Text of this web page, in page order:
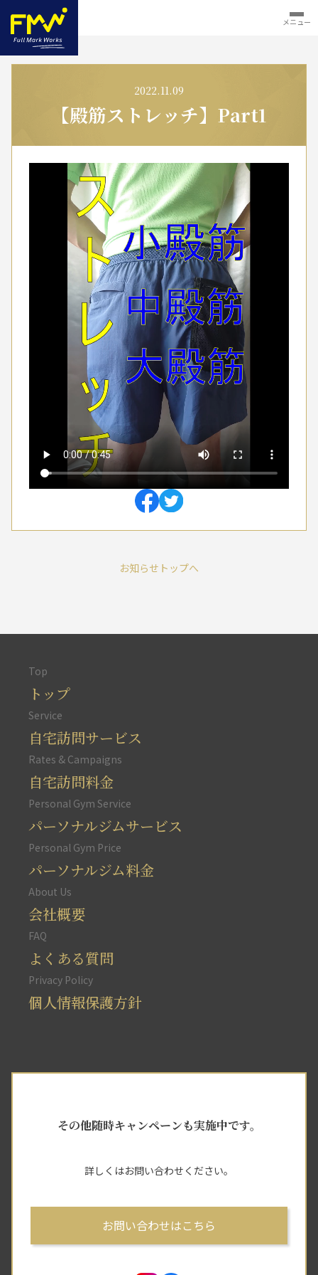
メニュー
2022.11.09
【殿筋ストレッチ】Part1
お知らせトップへ
Top
トップ
Service
自宅訪問サービス
Rates & Campaigns
自宅訪問料金
Personal Gym Service
パーソナルジムサービス
Personal Gym Price
パーソナルジム料金
About Us
会社概要
FAQ
よくある質問
Privacy Policy
個人情報保護方針
その他随時キャンペーンも実施中です。
詳しくはお問い合わせください。
お問い合わせはこちら